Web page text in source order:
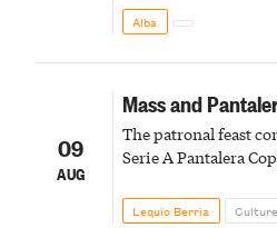
Alba
09
AUG
Mass and
The patronal feast
Serie A Pantalera
Lequio Berria